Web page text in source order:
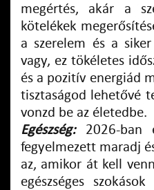
megértés, akár a
kötelékek
a szerelem és a
vagy, ez tökéletes
és a pozitív energiád
tisztaságod lehetővé
vonzd be az életedbe.
Egészség:2026-ban
fegyelmezett maradj
az, amikor át kell
egészséges